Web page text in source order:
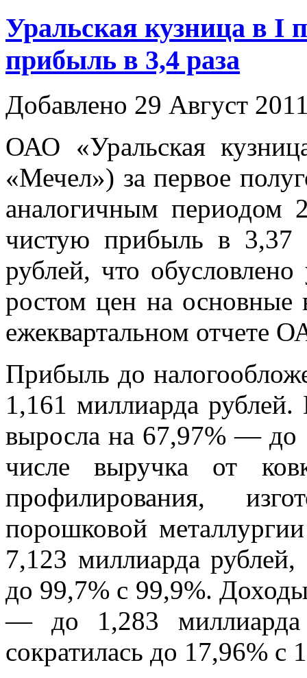
Уральская кузница в I
прибыль в 3,4 раза
Добавлено 29 Август
ОАО «Уральская
«Мечел») за первое
аналогичным периодом
чистую прибыль в
рублей, что
ростом цен на основные
ежеквартальном отчете
Прибыль до
1,161 миллиарда
выросла на 67,97% — до
числе выручка от
профилирования,
порошковой
7,123 миллиарда рублей,
до 99,7% с 99,9%.
— до 1,283
сократилась до 17,96% с